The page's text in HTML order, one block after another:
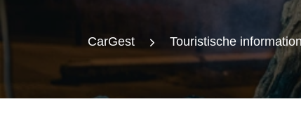
CarGest Touristische